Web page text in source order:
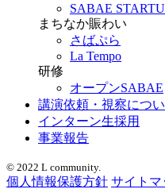
SABAE
まちなか賑わい
さばぷら
La Tempo
研修
オープンSABAE
講演依頼・視察につ
インターン生採用
事業報告
© 2022 L community.
個人情報保護方針 サイトマ